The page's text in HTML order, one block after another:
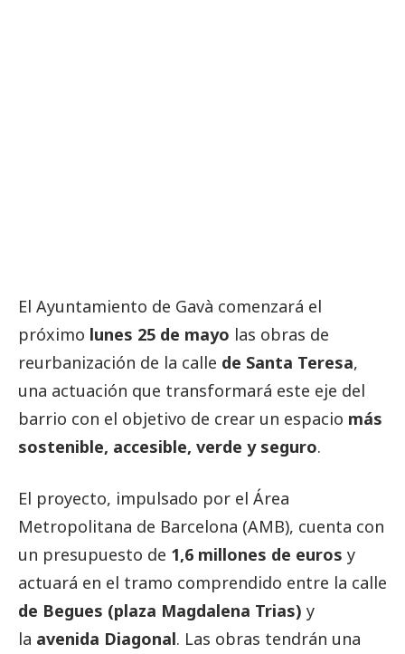
El Ayuntamiento de Gavà comenzará el
próximo lunes 25 de mayo las obras de
reurbanización de la calle de Santa Teresa,
una actuación que transformará este eje del
barrio con el objetivo de crear un espacio más
sostenible, accesible, verde y seguro.
El proyecto, impulsado por el Área
Metropolitana de Barcelona (AMB), cuenta con
un presupuesto de 1,6 millones de euros y
actuará en el tramo comprendido entre la calle
de Begues (plaza Magdalena Trias) y
la avenida Diagonal. Las obras tendrán una